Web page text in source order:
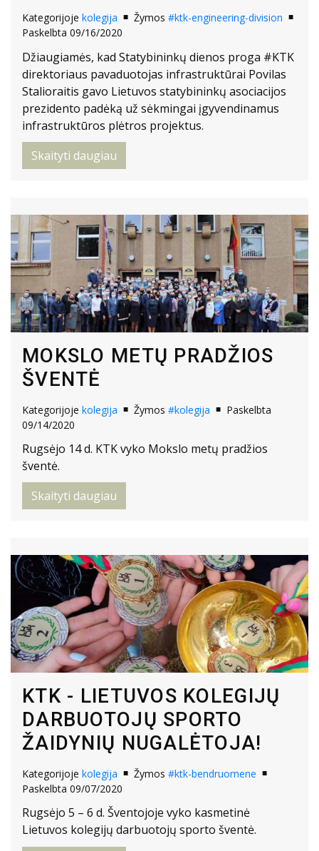
Kategorijoje kolegija Žymos #ktk-engineering-division
Paskelbta 09/16/2020
Džiaugiamės, kad Statybininkų dienos proga #KTK
direktoriaus pavaduotojas infrastruktūrai Povilas
Stalioraitis gavo Lietuvos statybininkų asociacijos
prezidento padėką už sėkmingai įgyvendinamus
infrastruktūros plėtros projektus.
Skaityti daugiau
MOKSLO METŲ PRADŽIOS
ŠVENTĖ
Kategorijoje kolegija Žymos #kolegija
Paskelbta
09/14/2020
Rugsėjo 14 d. KTK vyko Mokslo metų pradžios
šventė.
Skaityti daugiau
KTK - LIETUVOS KOLEGIJŲ
DARBUOTOJŲ SPORTO
ŽAIDYNIŲ NUGALĖTOJA!
Kategorijoje kolegija Žymos #ktk-bendruomene
Paskelbta 09/07/2020
Rugsėjo 5 – 6 d. Šventojoje vyko kasmetinė
Lietuvos kolegijų darbuotojų sporto šventė.